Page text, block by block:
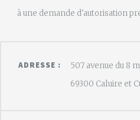
à une demande d'autorisation
ADRESSE :
507 avenue du 8
69300 Caluire et